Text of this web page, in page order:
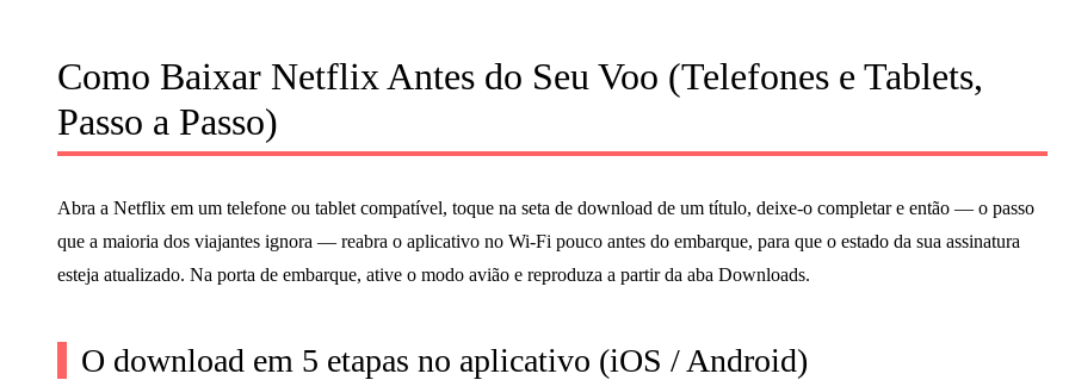
Como Baixar Netflix Antes do Seu Voo (Telefones e Tablets,
Passo a Passo)
Abra a Netflix em um telefone ou tablet compatível, toque na seta de download de um título, deixe-o completar e então — o passo
que a maioria dos viajantes ignora — reabra o aplicativo no Wi-Fi pouco antes do embarque, para que o estado da sua assinatura
esteja atualizado. Na porta de embarque, ative o modo avião e reproduza a partir da aba Downloads.
O download em 5 etapas no aplicativo (iOS / Android)